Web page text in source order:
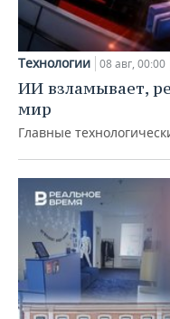
Технологии 08 авг, 00:00
ИИ взламывает,
мир
Главные